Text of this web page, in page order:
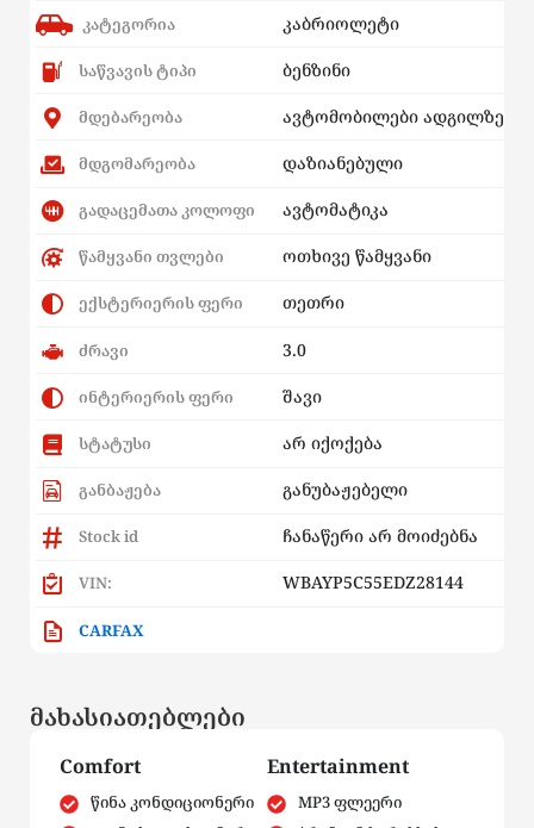
კატეგორია კაბრიოლეტი
საწვავის ტიპი ბენზინი
მდებარეობა ავტომობილები ადგილზე
მდგომარეობა დაზიანებული
გადაცემათა კოლოფი ავტომატიკა
წამყვანი თვლები ოთხივე წამყვანი
ექსტერიერის ფერი თეთრი
ძრავი 3.0
ინტერიერის ფერი შავი
სტატუსი არ იქოქება
განბაჟება განუბაჟებელი
Stock id ჩანაწერი არ მოიძებნა
VIN: WBAYP5C55EDZ28144
CARFAX
მახასიათებლები
Comfort
წინა კონდიციონერი
Entertainment
MP3 ფლეერი